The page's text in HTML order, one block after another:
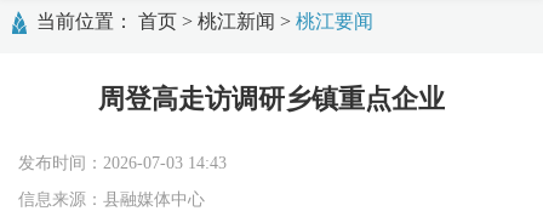
当前位置： 首页 > 桃江新闻 > 桃江要闻
周登高走访调研乡镇重点企业
发布时间：2026-07-03 14:43
信息来源：县融媒体中心